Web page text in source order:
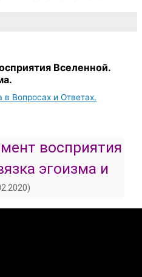
Вселенной.
Вопросах и Ответах.
восприятия
эгоизма и